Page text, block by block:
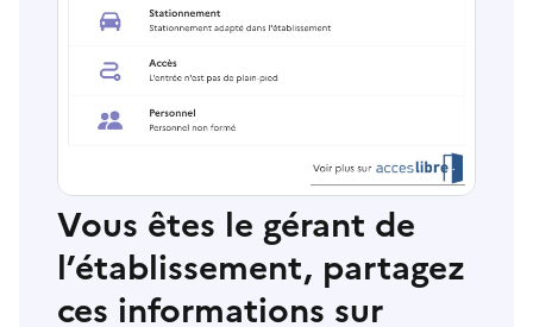
Vous êtes le gérant de
l’établissement, partagez
ces informations sur